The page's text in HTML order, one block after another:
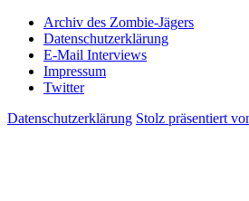
Archiv des Zombie-Jägers
Datenschutzerklärung
E-Mail Interviews
Impressum
Twitter
Datenschutzerklärung Stolz präsentiert